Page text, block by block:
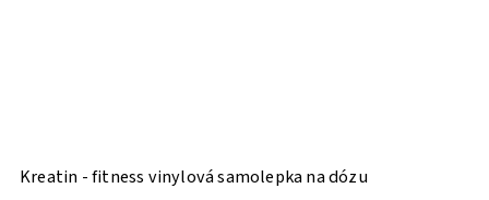
Kreatin - fitness vinylová samolepka na dózu